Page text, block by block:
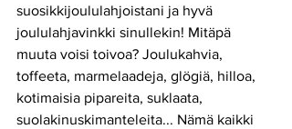
suosikkijoululahjoistani ja hyvä
joululahjavinkki sinullekin! Mitäpä
muuta voisi toivoa? Joulukahvia,
toffeeta, marmelaadeja, glögiä, hilloa,
kotimaisia pipareita, suklaata,
suolakinuskimanteleita... Nämä kaikki